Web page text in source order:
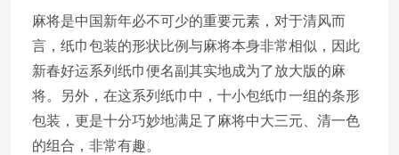
麻将是中国新年必不可少的重要元素，对于清风而
言，纸巾包装的形状比例与麻将本身非常相似，因此
新春好运系列纸巾便名副其实地成为了放大版的麻
将。另外，在这系列纸巾中，十小包纸巾一组的条形
包装，更是十分巧妙地满足了麻将中大三元、清一色
的组合，非常有趣。